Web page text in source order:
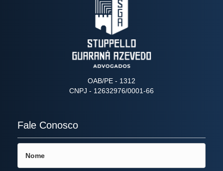
OAB/PE - 1312
CNPJ - 12632976/0001-66
Fale Conosco